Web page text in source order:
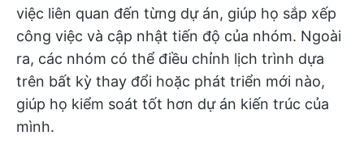
việc liên quan đến từng dự án, giúp họ sắp xếp
công việc và cập nhật tiến độ của nhóm. Ngoài
ra, các nhóm có thể điều chỉnh lịch trình dựa
trên bất kỳ thay đổi hoặc phát triển mới nào,
giúp họ kiểm soát tốt hơn dự án kiến trúc của
mình.